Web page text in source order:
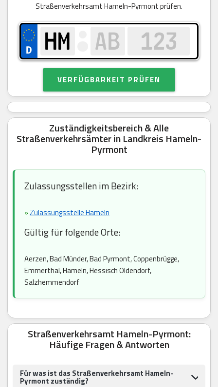
Straßenverkehrsamt Hameln-Pyrmont prüfen.
VERFÜGBARKEIT PRÜFEN
Zuständigkeitsbereich & Alle
Straßenverkehrsämter in Landkreis Hameln-
Pyrmont
Zulassungsstellen im Bezirk:
»Zulassungsstelle Hameln
Gültig für folgende Orte:
Aerzen, Bad Münder, Bad Pyrmont, Coppenbrügge,
Emmerthal, Hameln, Hessisch Oldendorf,
Salzhemmendorf
Straßenverkehrsamt Hameln-Pyrmont:
Häufige Fragen & Antworten
Für was ist das Straßenverkehrsamt Hameln-
Pyrmont zuständig?